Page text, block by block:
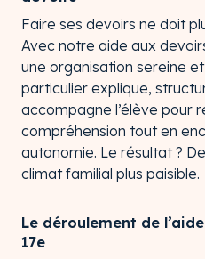
Faire ses devoirs ne doit
Avec notre aide aux
une organisation sereine
particulier explique,
accompagne l’élève pour
compréhension tout en
autonomie. Le résultat ?
climat familial plus paisible.
Le déroulement de
17e